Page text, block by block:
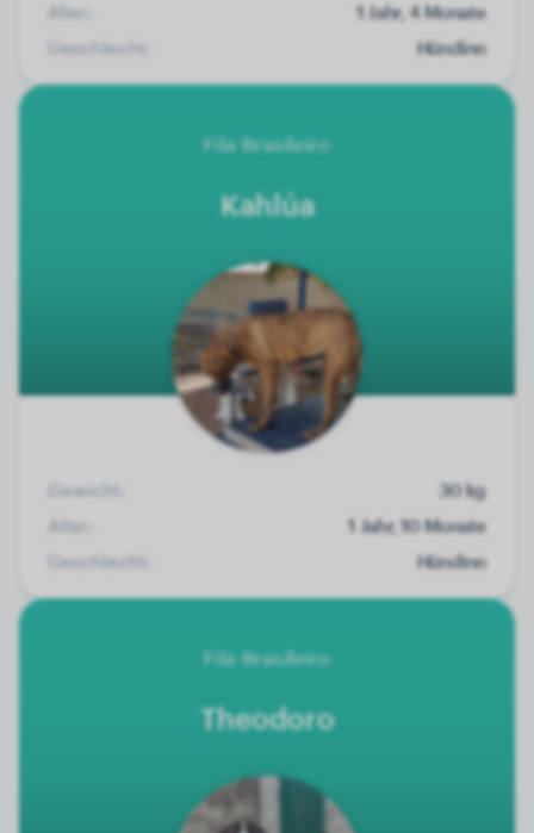
Alter:
1 Jahr, 4 Monate
Geschlecht:
Hündinn
Fila Brasileiro
Kahlúa
Gewicht:
30 kg
Alter:
1 Jahr, 10 Monate
Geschlecht:
Hündinn
Fila Brasileiro
Theodoro